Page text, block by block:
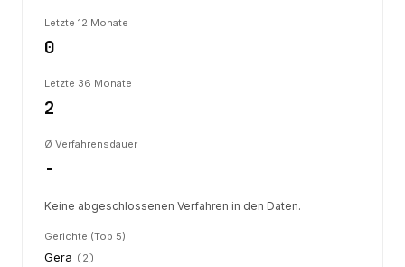
Letzte 12 Monate
0
Letzte 36 Monate
2
Ø Verfahrensdauer
-
Keine abgeschlossenen Verfahren in den Daten.
Gerichte (Top 5)
Gera (2)